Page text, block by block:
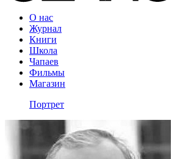
О нас
Журнал
Книги
Школа
Чапаев
Фильмы
Магазин
Портрет